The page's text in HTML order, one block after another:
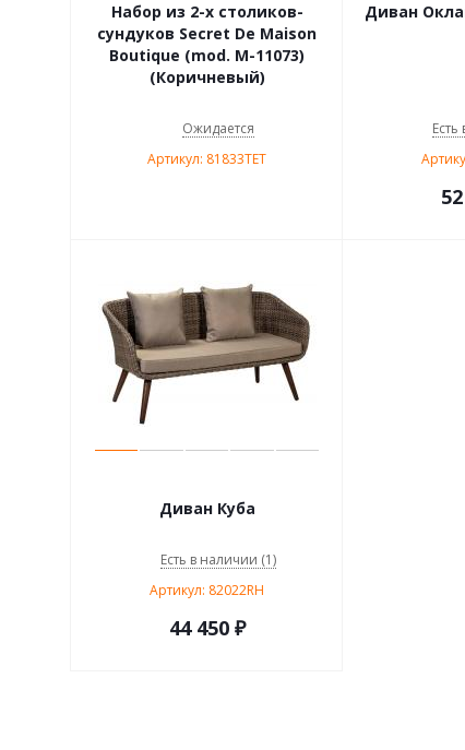
Набор из 2-х столиков-
сундуков Secret De Maison
Boutique (mod. М-11073)
(Коричневый)
Ожидается
Артикул: 81833TET
Диван
Диван Куба
Есть в наличии (1)
Артикул: 82022RH
44 450₽